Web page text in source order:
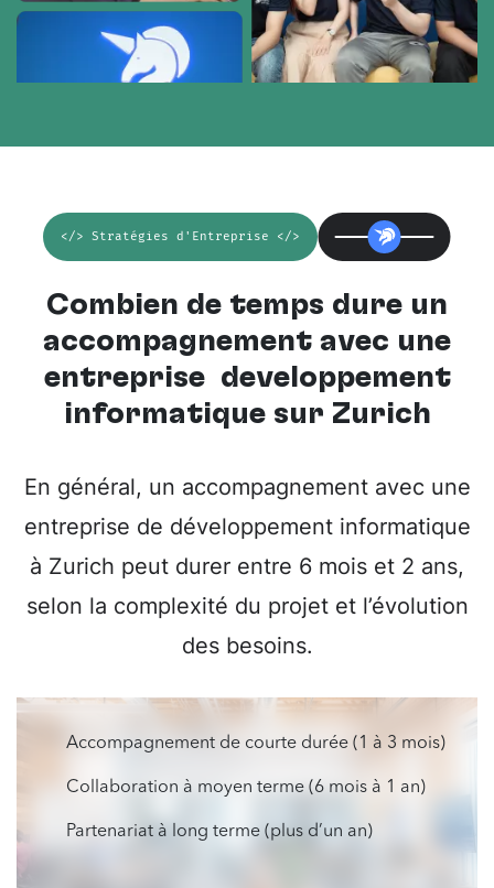
</> Stratégies d'Entreprise </>
Combien de temps dure un
accompagnement avec une
entreprise développement
informatique sur Zurich
En général, un accompagnement avec une
entreprise de développement informatique
à Zurich peut durer entre 6 mois et 2 ans,
selon la complexité du projet et l’évolution
des besoins.
Accompagnement de courte durée (1 à 3 mois)
Collaboration à moyen terme (6 mois à 1 an)
Partenariat à long terme (plus d’un an)